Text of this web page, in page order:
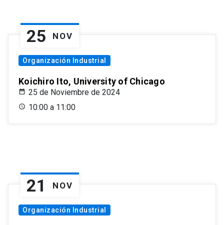
25 NOV
Organización Industrial
Koichiro Ito, University of Chicago
25 de Noviembre de 2024
10:00 a 11:00
21 NOV
Organización Industrial